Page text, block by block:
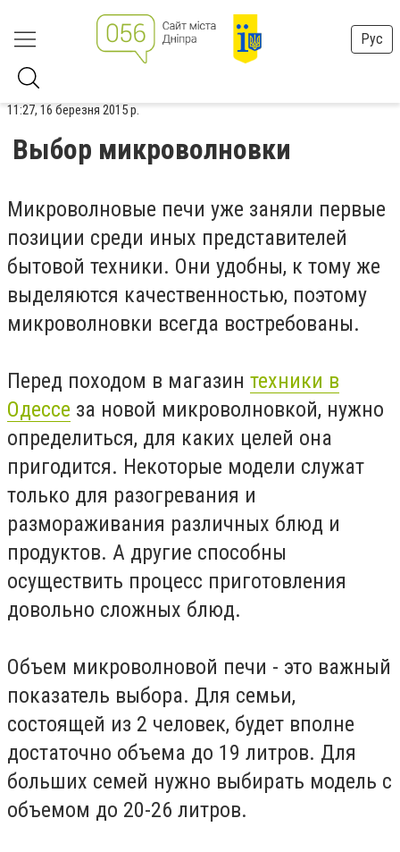
Рус
11:27, 16 березня 2015 р.
Выбор микроволновки
Микроволновые печи уже заняли первые
позиции среди иных представителей
бытовой техники. Они удобны, к тому же
выделяются качественностью, поэтому
микроволновки всегда востребованы.
Перед походом в магазин техники в
Одессе за новой микроволновкой, нужно
определиться, для каких целей она
пригодится. Некоторые модели служат
только для разогревания и
размораживания различных блюд и
продуктов. А другие способны
осуществить процесс приготовления
довольно сложных блюд.
Объем микроволновой печи - это важный
показатель выбора. Для семьи,
состоящей из 2 человек, будет вполне
достаточно объема до 19 литров. Для
больших семей нужно выбирать модель с
объемом до 20-26 литров.